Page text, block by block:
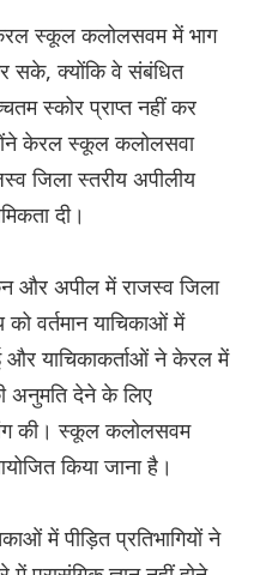
केरल स्कूल कलोलसवम में भाग
सके, क्योंकि वे संबंधित
स्कोर प्राप्त नहीं कर
केरल स्कूल कलोलसवा
जिला स्तरीय अपीलीय
दी।
और अपील में राजस्व जिला
को वर्तमान याचिकाओं में
और याचिकाकर्ताओं ने केरल में
अनुमति देने के लिए
की। स्कूल कलोलसवम
किया जाना है।
में पीड़ित प्रतिभागियों ने